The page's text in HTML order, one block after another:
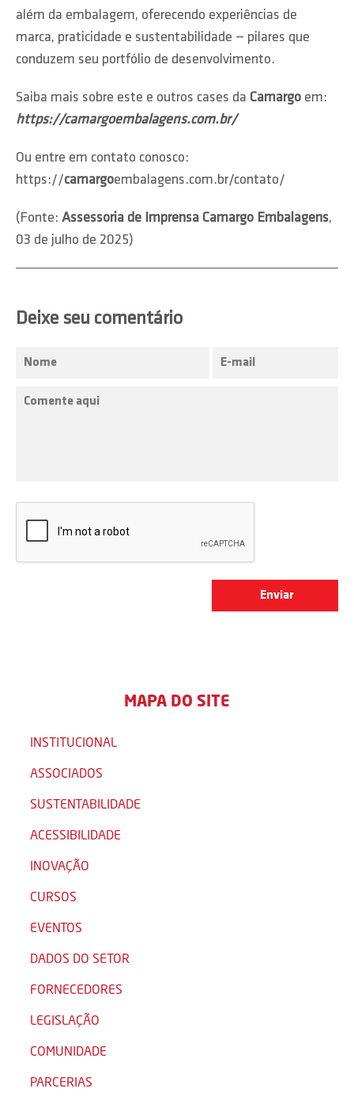
além da embalagem, oferecendo experiências de
marca, praticidade e sustentabilidade — pilares que
conduzem seu portfólio de desenvolvimento.
Saiba mais sobre este e outros cases da Camargo em:
https://camargoembalagens.com.br/
Ou entre em contato conosco:
https://camargoembalagens.com.br/contato/
(Fonte: Assessoria de Imprensa Camargo Embalagens,
03 de julho de 2025)
Deixe seu comentário
MAPA DO SITE
INSTITUCIONAL
ASSOCIADOS
SUSTENTABILIDADE
ACESSIBILIDADE
INOVAÇÃO
CURSOS
EVENTOS
DADOS DO SETOR
FORNECEDORES
LEGISLAÇÃO
COMUNIDADE
PARCERIAS